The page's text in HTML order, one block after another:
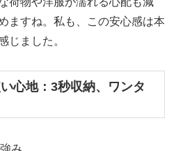
ますね。私も、この安心感は本
じました。
心地：3秒収納、ワンタ